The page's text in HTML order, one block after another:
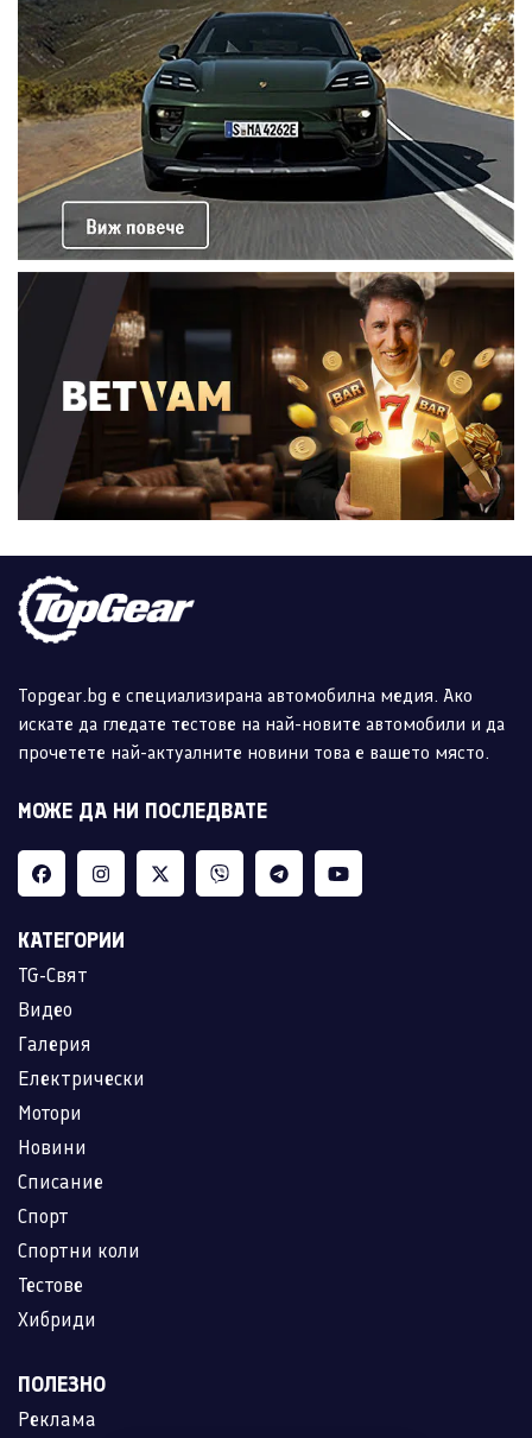
Topgear.bg е специализирана автомобилна медия. Ако
искате да гледате тестове на най-новите автомобили и да
прочетете най-актуалните новини това е вашето място.
МОЖЕ ДА НИ ПОСЛЕДВАТЕ
КАТЕГОРИИ
TG-Свят
Видео
Галерия
Електрически
Мотори
Новини
Списание
Спорт
Спортни коли
Тестове
Хибриди
ПОЛЕЗНО
Реклама